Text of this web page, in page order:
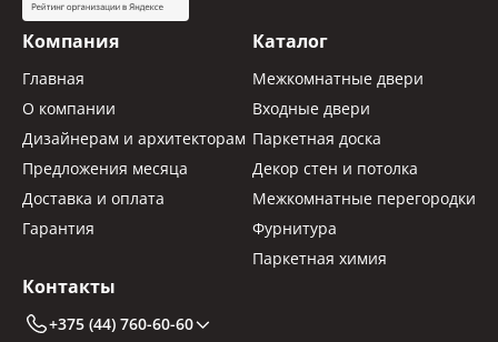
Компания
Главная
О компании
Дизайнерам и архитекторам
Предложения месяца
Доставка и оплата
Гарантия
Каталог
Межкомнатные двери
Входные двери
Паркетная доска
Декор стен и потолка
Межкомнатные перегородки
Фурнитура
Паркетная химия
Контакты
+375 (44) 760-60-60